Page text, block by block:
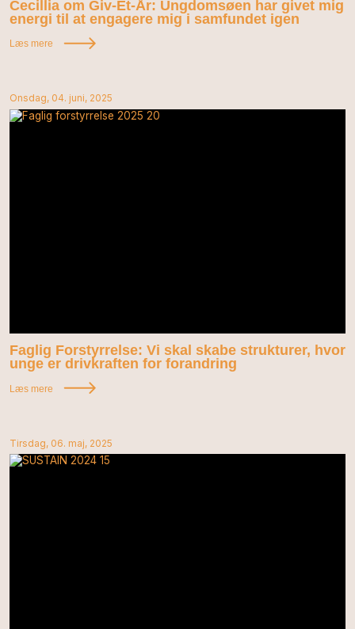
Cecillia om Giv-Et-År: Ungdomsøen har givet mig
energi til at engagere mig i samfundet igen
Læs mere
Onsdag, 04. juni, 2025
Faglig Forstyrrelse: Vi skal skabe strukturer, hvor
unge er drivkraften for forandring
Læs mere
Tirsdag, 06. maj, 2025